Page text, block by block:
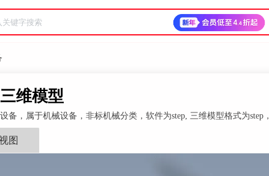
维模型
备，属于机械设备，非标机械分类，软件为step, 三维模型格式为
图